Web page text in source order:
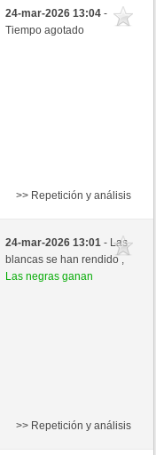
24-mar-2026 13:04-
Tiempo agotado
>> Repetición y análisis
24-mar-2026 13:01- Las
blancas se han rendido ,
Las negras ganan
>> Repetición y análisis